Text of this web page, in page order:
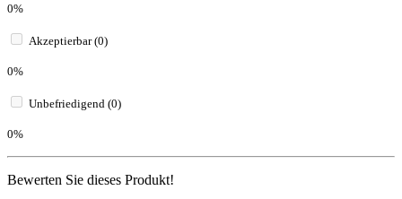
0%
Akzeptierbar (0)
0%
Unbefriedigend (0)
0%
Bewerten Sie dieses Produkt!